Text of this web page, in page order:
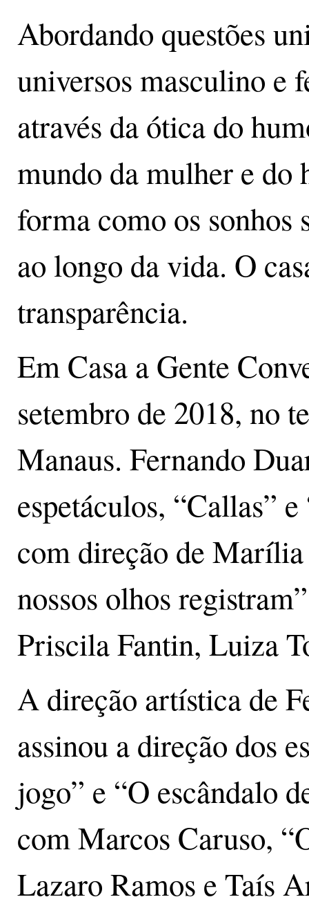
Abordando questões
universos masculino e
através da ótica do
mundo da mulher e do
forma como os sonhos
ao longo da vida. O
transparência.
Em Casa a Gente
setembro de 2018, no
Manaus. Fernando
espetáculos, “Callas”
com direção de
nossos olhos
Priscila Fantin, Luiza
A direção artística de
assinou a direção dos
jogo” e “O escândalo
com Marcos Caruso,
Lazaro Ramos e Taís